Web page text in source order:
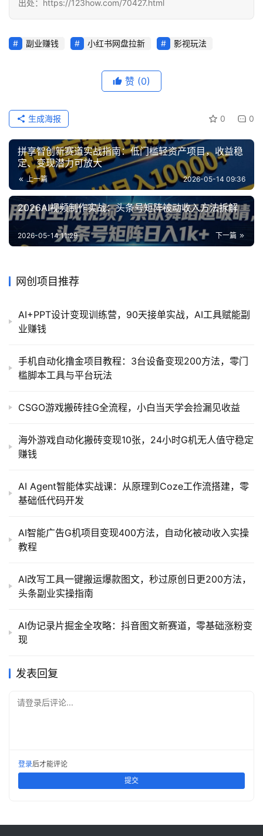
福
创
业
出处：https://123how.com/70427.html
副业赚钱 小红书网盘拉新 影视玩法
赞 (0)
0 0
生成海报
拼享智创新赛道实战指南：低门槛轻资产项目，收益稳
定、变现潜力可放大
上一篇 2026-05-14 09:36
2026AI视频制作实战：头条号矩阵被动收入方法拆解
下一篇
2026-05-14 11:29
网创项目推荐
AI+PPT设计变现训练营，90天接单实战，AI工具赋能副
业赚钱
手机自动化撸金项目教程：3台设备变现200方法，零门
槛脚本工具与平台玩法
CSGO游戏搬砖挂G全流程，小白当天学会捡漏见收益
海外游戏自动化搬砖变现10张，24小时G机无人值守稳定
赚钱
AI Agent智能体实战课：从原理到Coze工作流搭建，零
基础低代码开发
AI智能广告G机项目变现400方法，自动化被动收入实操
教程
AI改写工具一键搬运爆款图文，秒过原创日更200方法，
头条副业实操指南
AI伪记录片掘金全攻略：抖音图文新赛道，零基础涨粉变
现
发表回复
请登录后评论...
登录后才能评论
提交